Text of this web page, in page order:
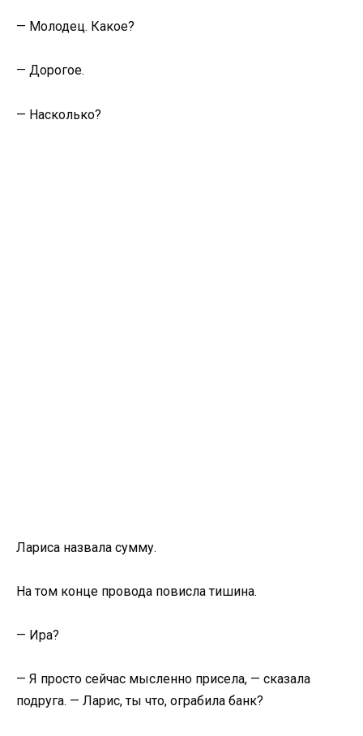
— Молодец. Какое?
— Дорогое.
— Насколько?
Лариса назвала сумму.
На том конце провода повисла тишина.
— Ира?
— Я просто сейчас мысленно присела, — сказала
подруга. — Ларис, ты что, ограбила банк?